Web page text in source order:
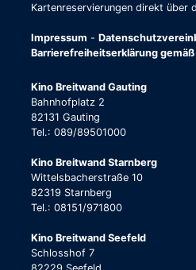
Kartenreservierungen direkt über
Impressum -
Barrierefreiheitserklärung gemäß
Kino Breitwand Gauting
Bahnhofplatz 2
82131 Gauting
Tel.: 089/89501000
Kino Breitwand Starnberg
Wittelsbacherstraße 10
82319 Starnberg
Tel.: 08151/971800
Kino Breitwand Seefeld
Schlosshof 7